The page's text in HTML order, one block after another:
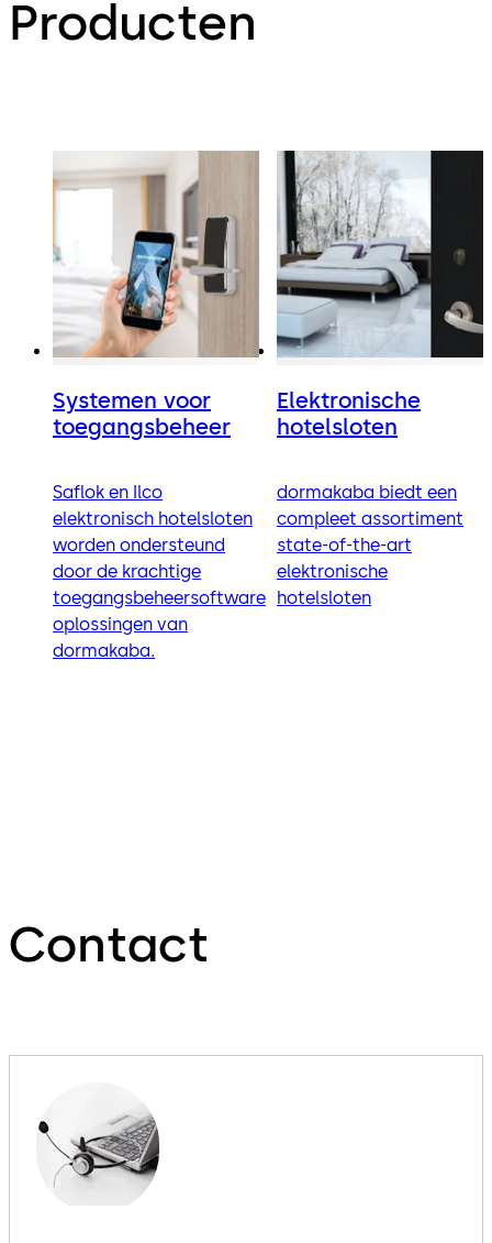
Producten
Systemen voor
toegangsbeheer
Saflok en Ilco
elektronisch hotelsloten
worden ondersteund
door de krachtige
toegangsbeheersoftware
oplossingen van
dormakaba.
Elektronische
hotelsloten
dormakaba biedt een
compleet assortiment
state-of-the-art
elektronische
hotelsloten
Contact